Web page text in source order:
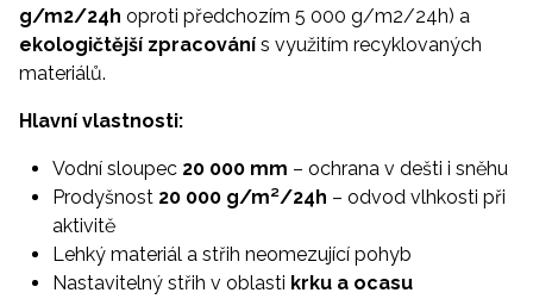
g/m2/24h oproti předchozím 5 000 g/m2/24h) a
ekologičtější zpracování s využitím recyklovaných
materiálů.
Hlavní vlastnosti:
Vodní sloupec 20 000 mm – ochrana v dešti i sněhu
Prodyšnost 20 000 g/m²/24h – odvod vlhkosti při
aktivitě
Lehký materiál a střih neomezující pohyb
Nastavitelný střih v oblasti krku a ocasu